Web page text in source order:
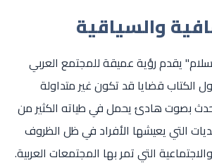
والسياقية
يقدم رؤية عميقة للمجتمع العربي
الكتاب قضايا قد تكون غير متداولة
بصوت هادئ يحمل في طياته الكثير من
التي يعيشها الأفراد في ظل الظروف
التي تمر بها المجتمعات العربية.